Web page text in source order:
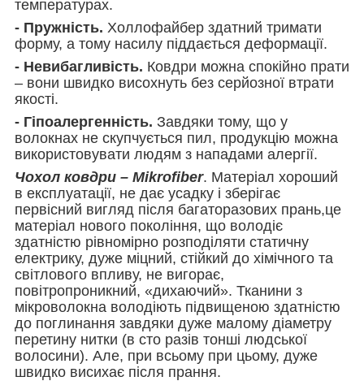
температурах.
- Пружність. Холлофайбер здатний тримати
форму, а тому насилу піддається деформації.
- Невибагливість. Ковдри можна спокійно прати
– вони швидко висохнуть без серйозної втрати
якості.
- Гіпоалергенність. Завдяки тому, що у
волокнах не скупчується пил, продукцію можна
використовувати людям з нападами алергії.
Чохол ковдри – Mikrofiber. Матеріал хороший
в експлуатації, не дає усадку і зберігає
первісний вигляд після багаторазових прань,це
матеріал нового покоління, що володіє
здатністю рівномірно розподіляти статичну
електрику, дуже міцний, стійкий до хімічного та
світлового впливу, не вигорає,
повітропроникний, «дихаючий». Тканини з
мікроволокна володіють підвищеною здатністю
до поглинання завдяки дуже малому діаметру
перетину нитки (в сто разів тонші людської
волосини). Але, при всьому при цьому, дуже
швидко висихає після прання.